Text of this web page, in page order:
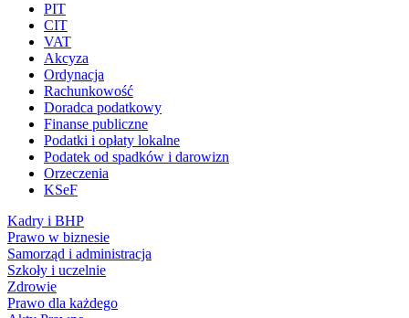
PIT
CIT
VAT
Akcyza
Ordynacja
Rachunkowość
Doradca podatkowy
Finanse publiczne
Podatki i opłaty lokalne
Podatek od spadków i darowizn
Orzeczenia
KSeF
Kadry i BHP
Prawo w biznesie
Samorząd i administracja
Szkoły i uczelnie
Zdrowie
Prawo dla każdego